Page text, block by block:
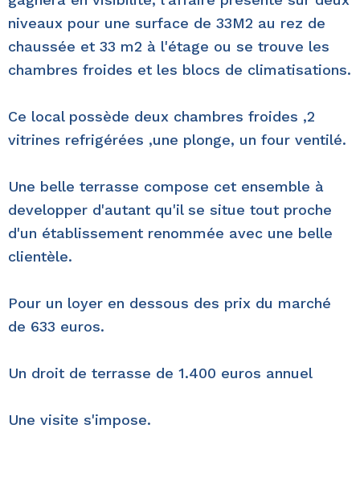
niveaux pour une surface de 33M2 au rez de
chaussée et 33 m2 à l'étage ou se trouve les
chambres froides et les blocs de climatisations.
Ce local possède deux chambres froides ,2
vitrines refrigérées ,une plonge, un four ventilé.
Une belle terrasse compose cet ensemble à
developper d'autant qu'il se situe tout proche
d'un établissement renommée avec une belle
clientèle.
Pour un loyer en dessous des prix du marché
de 633 euros.
Un droit de terrasse de 1.400 euros annuel
Une visite s'impose.